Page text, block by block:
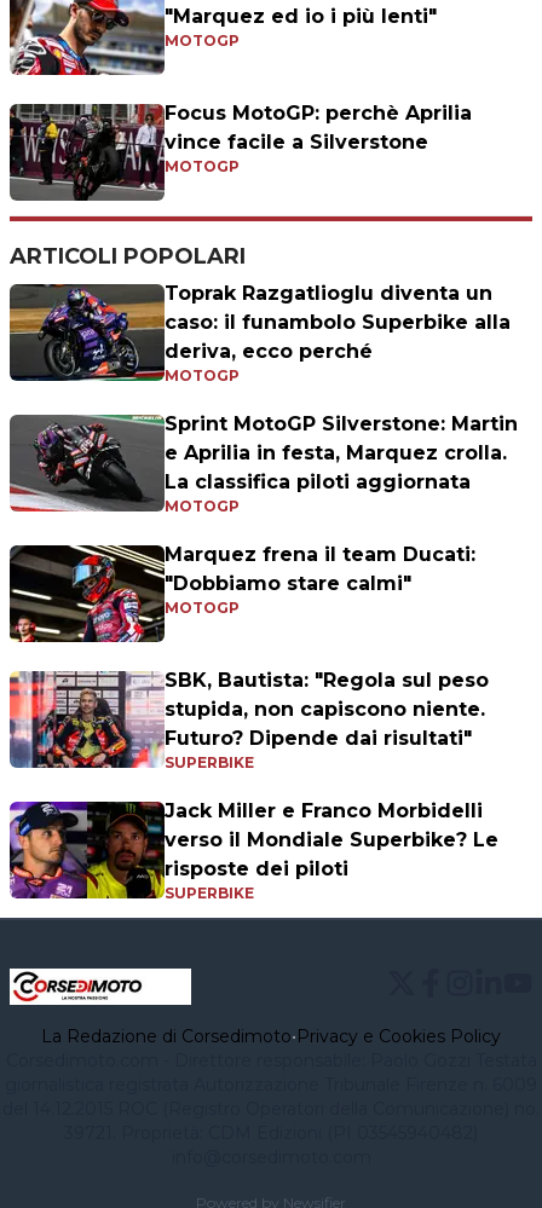
"Marquez ed io i più lenti"
MOTOGP
Focus MotoGP: perchè Aprilia
vince facile a Silverstone
MOTOGP
ARTICOLI POPOLARI
Toprak Razgatlioglu diventa un
caso: il funambolo Superbike alla
deriva, ecco perché
MOTOGP
Sprint MotoGP Silverstone: Martin
e Aprilia in festa, Marquez crolla.
La classifica piloti aggiornata
MOTOGP
Marquez frena il team Ducati:
"Dobbiamo stare calmi"
MOTOGP
SBK, Bautista: "Regola sul peso
stupida, non capiscono niente.
Futuro? Dipende dai risultati"
SUPERBIKE
Jack Miller e Franco Morbidelli
verso il Mondiale Superbike? Le
risposte dei piloti
SUPERBIKE
La Redazione di Corsedimoto•Privacy e Cookies Policy
Powered by Newsifier